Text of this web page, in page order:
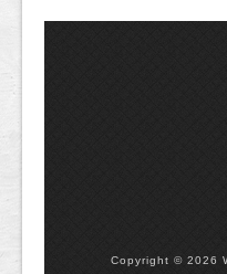
Copyright © 2026